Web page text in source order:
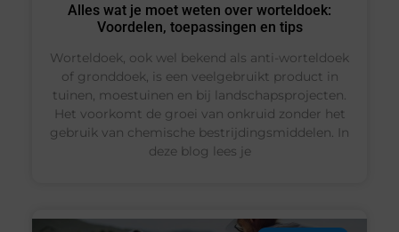
Alles wat je moet weten over worteldoek:
Voordelen, toepassingen en tips
Worteldoek, ook wel bekend als anti-worteldoek
of gronddoek, is een veelgebruikt product in
tuinen, moestuinen en bij landschapsprojecten.
Het voorkomt de groei van onkruid zonder het
gebruik van chemische bestrijdingsmiddelen. In
deze blog lees je